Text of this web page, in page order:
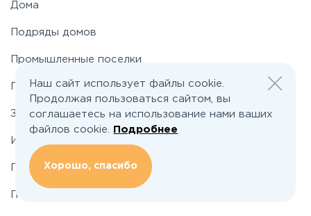
Носовихинское
Рогачёвское
Рублево-Успенское
Дома
Подряды домов
Промышленные поселки
Промышленные участки
Застройщикам
Инвесторам
По шоссе
По районам
Наш сайт использует файлы cookie.
Продолжая пользоваться сайтом, вы
соглашаетесь на использование нами ваших
файлов cookie.
Подробнее
Хорошо, спасибо